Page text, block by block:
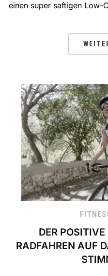
einen super saftigen Low-
DER
RADFAHREN AUF